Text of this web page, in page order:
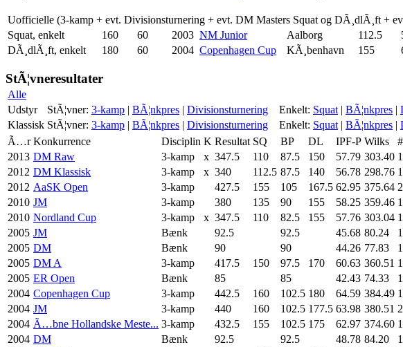
Uofficielle (3-kamp + evt. Divisionsturnering + evt. DM Masters Squat og DÃ¸dlÃ¸ft +
Squat, enkelt
160 60 2003 NM Junior Aalborg 112.5
DÃ¸dlÃ¸ft, enkelt
180 60 2004 Copenhagen Cup KÃ¸benhavn 155
StÃ¦vneresultater
Alle
Udstyr
StÃ¦vner: 3-kamp | BÃ¦nkpres | Divisionsturnering Enkelt: Squat | BÃ¦nkpres |
Klassisk StÃ¦vner: 3-kamp | BÃ¦nkpres | Divisionsturnering Enkelt: Squat | BÃ¦nkpres |
Ã…r Konkurrence Disciplin K Resultat SQ BP DL IPF-P Wilks #
2013 DM Raw 3-kamp x 347.5 110 87.5 150 57.79 303.40
2012 DM Klassisk 3-kamp x 340 112.5 87.5 140 56.78 298.76
2012 AaSK Open 3-kamp 427.5 155 105 167.5 62.95 375.64
2010 JM 3-kamp 380 135 90 155 58.25 359.46
2010 Nordland Cup 3-kamp x 347.5 110 82.5 155 57.76 303.04
2005 JM Bænk 92.5 92.5 45.68 80.24
2005 DM Bænk 90 90 44.26 77.83
2005 DM A 3-kamp 417.5 150 97.5 170 60.63 360.51
2005 ER Open Bænk 85 85 42.43 74.33
2004 Copenhagen Cup 3-kamp 442.5 160 102.5 180 64.59 384.49
2004 JM 3-kamp 440 160 102.5 177.5 63.98 380.51
2004 Ã…bne Hollandske Meste... 3-kamp 432.5 155 102.5 175 62.97 374.60
2004 DM Bænk 92.5 92.5 48.78 84.20